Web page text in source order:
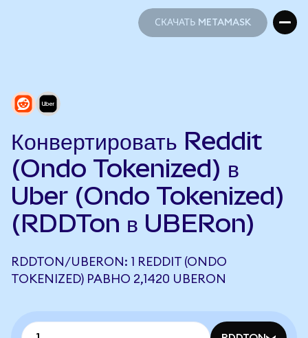
СКАЧАТЬ METAMASK
Конвертировать Reddit
(Ondo Tokenized) в
Uber (Ondo Tokenized)
(RDDTon в UBERon)
RDDTON/UBERON: 1 REDDIT (ONDO
TOKENIZED) РАВНО 2,1420 UBERON